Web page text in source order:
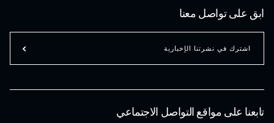
تابعنا على مواقع التواصل الاجتماعي
ابق على تواصل معنا
اشترك في نشرتنا الإخبارية